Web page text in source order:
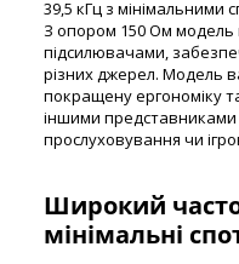
39,5 кГц з мінімальними
З опором 150 Ом модель
підсилювачами,
різних джерел. Модель
покращену ергономіку
іншими представниками
прослуховування чи
Широкий
мінімальні